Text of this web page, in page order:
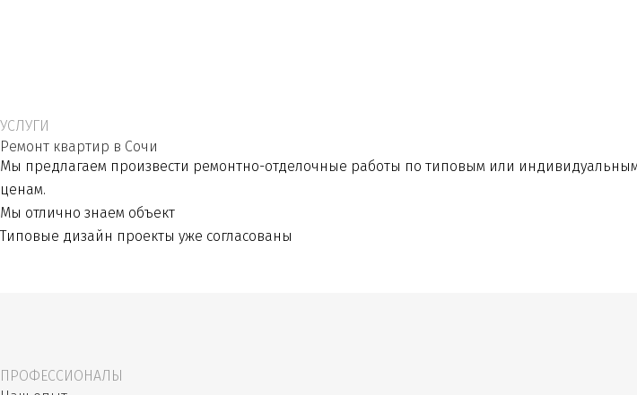
УСЛУГИ
Ремонт квартир в Сочи
Мы предлагаем произвести ремонтно-отделочные работы по типовым или
ценам.
Мы отлично знаем объект
Типовые дизайн проекты уже согласованы
ПРОФЕССИОНАЛЫ